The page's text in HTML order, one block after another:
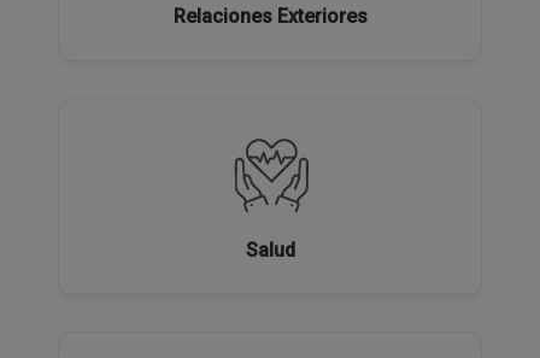
Relaciones Exteriores
Salud